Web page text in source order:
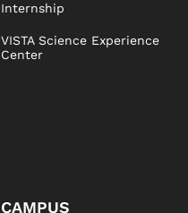
Internship
VISTA Science Experience
Center
CAMPUS